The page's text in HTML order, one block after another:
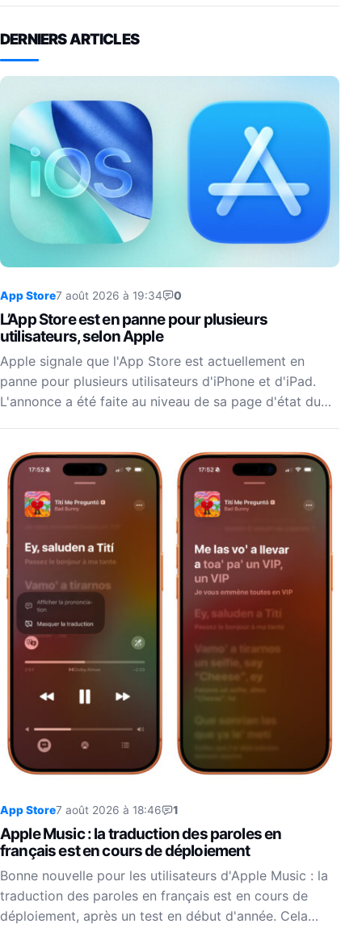
DERNIERS ARTICLES
App Store7 août 2026 à 19:34 0
L’App Store est en panne pour plusieurs
utilisateurs, selon Apple
Apple signale que l'App Store est actuellement en
panne pour plusieurs utilisateurs d'iPhone et d'iPad.
L'annonce a été faite au niveau de sa page d'état du…
App Store7 août 2026 à 18:46 1
Apple Music : la traduction des paroles en
français est en cours de déploiement
Bonne nouvelle pour les utilisateurs d'Apple Music : la
traduction des paroles en français est en cours de
déploiement, après un test en début d'année. Cela…